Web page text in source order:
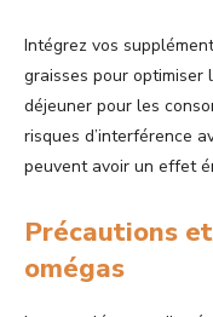
Intégrez vos
graisses pour optimiser
déjeuner pour les
risques d’interférence
peuvent avoir un effet
Précautions
omégas